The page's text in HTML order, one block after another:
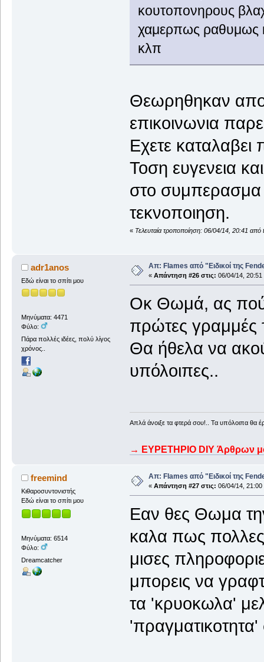
κουτοπονηρους
χαμερπως ραθυμως
κλπ
Θεωρηθηκαν
επικοινωνια
Εχετε καταλαβει
Τοση ευγενεια
στο συμπερασμα
τεκνοποιηση.
« Τελευταία τροποποίηση: 06/04/14, 20:41 από
adr1anos
Εδώ είναι το σπίτι μου
Μηνύματα: 4471
Φύλο:
Πάρα πολλές ιδέες, πολύ λίγος
χρόνος..
Απ: Flames από "Ειδικοί της
« Απάντηση #26 στις: 06/04/14, 20:51
Οκ Θωμά, ας
πρώτες γραμμές
Θα ήθελα να
υπόλοιπες..
Απλά άνοιξε τα φτερά σου!.. Τα υπόλοιπα θα
→ ΕΥΡΕΤΗΡΙΟ DIY Άρθρων
freemind
Κιθαροσυντονιστής
Εδώ είναι το σπίτι μου
Μηνύματα: 6514
Φύλο:
Dreamcatcher
Απ: Flames από "Ειδικοί της
« Απάντηση #27 στις: 06/04/14, 21:00
Εαν θες Θωμα
καλα πως πολλες
μισες
μπορεις να
τα 'κρυοκωλα'